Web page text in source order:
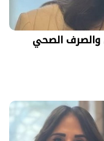
والصرف الصحي